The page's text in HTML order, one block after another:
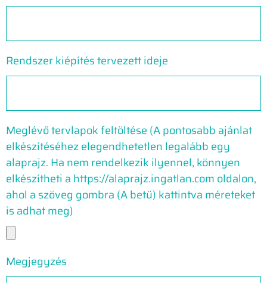
Rendszer kiépítés tervezett ideje
Meglévő tervlapok feltöltése (A pontosabb ajánlat
elkészítéséhez elegendhetetlen legalább egy
alaprajz. Ha nem rendelkezik ilyennel, könnyen
elkészítheti a https://alaprajz.ingatlan.com oldalon,
ahol a szöveg gombra (A betű) kattintva méreteket
is adhat meg)
Megjegyzés